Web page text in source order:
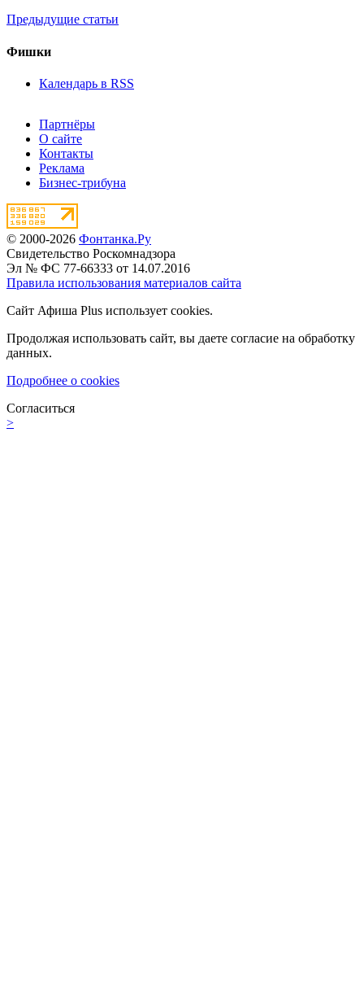
Предыдущие статьи
Фишки
Календарь в RSS
Партнёры
О сайте
Контакты
Реклама
Бизнес-трибуна
© 2000-2026 Фонтанка.Ру
Свидетельство Роскомнадзора
Эл № ФС 77-66333 от 14.07.2016
Правила использования материалов сайта
Сайт Афиша Plus использует cookies.
Продолжая использовать сайт, вы даете согласие на обработку
данных.
Подробнее о cookies
Согласиться
>